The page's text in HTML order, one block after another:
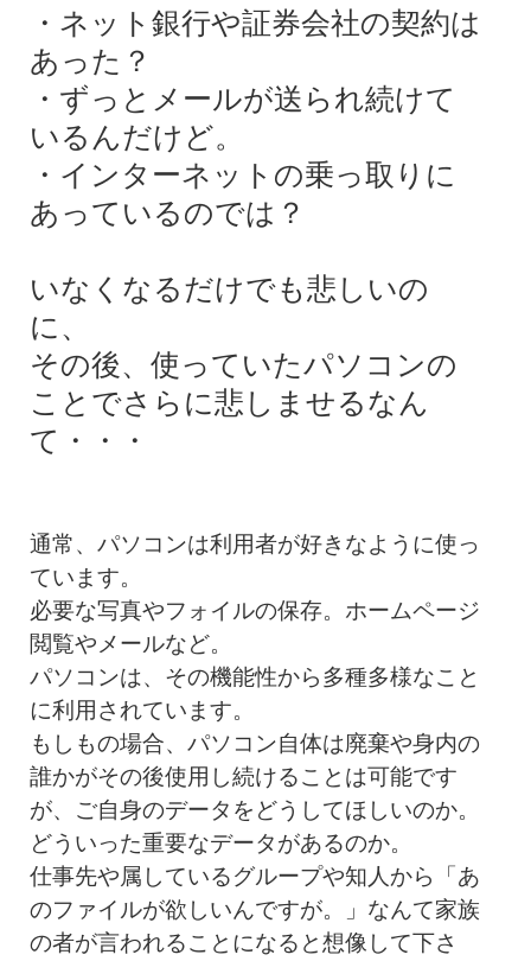
・ネット銀行や証券会社の契約は
あった？
・ずっとメールが送られ続けて
いるんだけど。
・インターネットの乗っ取りに
あっているのでは？
いなくなるだけでも悲しいの
に、
その後、使っていたパソコンの
ことでさらに悲しませるなん
て・・・
通常、パソコンは利用者が好きなように使っ
ています。
必要な写真やフォイルの保存。ホームページ
閲覧やメールなど。
パソコンは、その機能性から多種多様なこと
に利用されています。
もしもの場合、パソコン自体は廃棄や身内の
誰かがその後使用し続けることは可能です
が、ご自身のデータをどうしてほしいのか。
どういった重要なデータがあるのか。
仕事先や属しているグループや知人から「あ
のファイルが欲しいんですが。
」なんて家族
の者が言われることになると想像して下さ